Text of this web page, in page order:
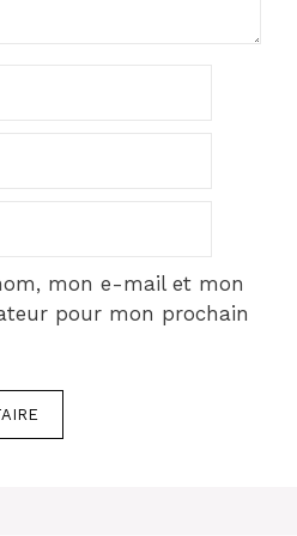
mon e-mail et mon
pour mon prochain